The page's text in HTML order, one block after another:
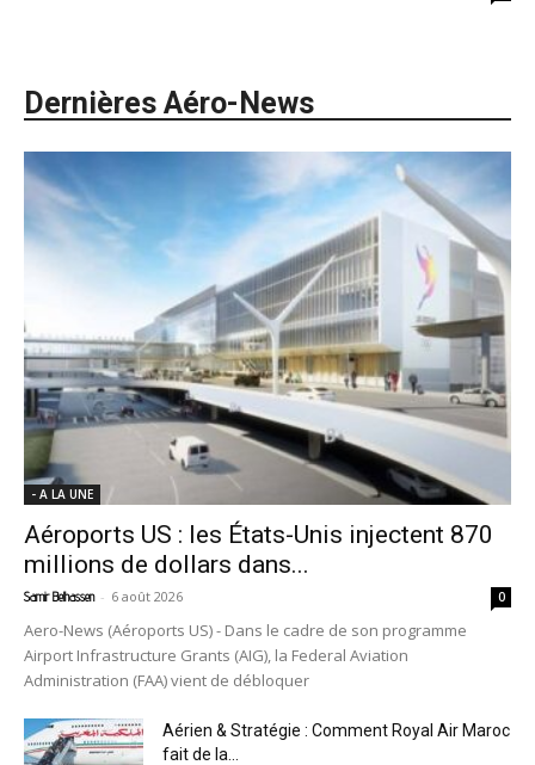
Dernières Aéro-News
- A LA UNE
Aéroports US : les États-Unis injectent 870
millions de dollars dans...
Samir Belhassen - 6 août 2026 0
Aero-News (Aéroports US) - Dans le cadre de son programme
Airport Infrastructure Grants (AIG), la Federal Aviation
Administration (FAA) vient de débloquer
Aérien & Stratégie : Comment Royal Air Maroc
fait de la...